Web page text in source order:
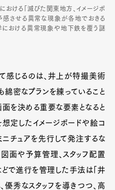
おける「滅びた関東地方、イメージボ
感させる異常な現象が各地でおきる
洋における異常現象や地下鉄を覆う謎
感じるのは、井上が特撮美術
綿密なプランを練っていること
面を決める重要な要素となると
定したイメージボードや絵コ
ニチュアを先行して発注するな
面や予算管理、スタッフ配置
どで進行を管理した手法は「井
優秀なスタッフを導きつつ、高